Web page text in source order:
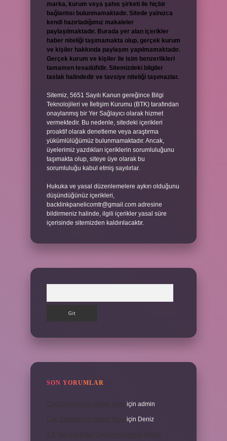
marka, kurum veya şahıs şirketi ile hiçbir
bağlantısı bulunmamaktadır. Sitede yalnızca
kendi hazırladığımız makaleler
paylaşılmaktadır. Burada yer alan içerikler
haber niteliği taşımamakta olup, gerçek kurum
ve kişiler hakkında paylaşım yapılmamaktadır.
Gerçek kurum ve kişiler ile isim benzerlikleri
tamamen tesadüfidir. Sitemizdeki bilgiler
taslak halindedir ve tavsiye niteliği taşımazlar.
Sitemiz, 5651 Sayılı Kanun gereğince Bilgi
Teknolojileri ve İletişim Kurumu (BTK) tarafından
onaylanmış bir Yer Sağlayıcı olarak hizmet
vermektedir. Bu nedenle, sitedeki içerikleri
proaktif olarak denetleme veya araştırma
yükümlülüğümüz bulunmamaktadır. Ancak,
üyelerimiz yazdıkları içeriklerin sorumluluğunu
taşımakta olup, siteye üye olarak bu
sorumluluğu kabul etmiş sayılırlar.
Hukuka ve yasal düzenlemelere aykırı olduğunu
düşündüğünüz içerikleri,
backlinkpanelicomtr@gmail.com adresine
bildirmeniz halinde, ilgili içerikler yasal süre
içerisinde sitemizden kaldırılacaktır.
SON YORUMLAR
için admin
için Deniz